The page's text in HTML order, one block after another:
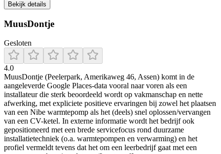
Bekijk details
MuusDontje
Gesloten
4.0
MuusDontje (Peelerpark, Amerikaweg 46, Assen) komt in de
aangeleverde Google Places-data vooral naar voren als een
installateur die sterk beoordeeld wordt op vakmanschap en nette
afwerking, met expliciete positieve ervaringen bij zowel het plaatsen
van een Nibe warmtepomp als het (deels) snel oplossen/vervangen
van een CV-ketel. In externe informatie wordt het bedrijf ook
gepositioneerd met een brede servicefocus rond duurzame
installatietechniek (o.a. warmtepompen en verwarming) en het
profiel vermeldt tevens dat het om een leerbedrijf gaat met een